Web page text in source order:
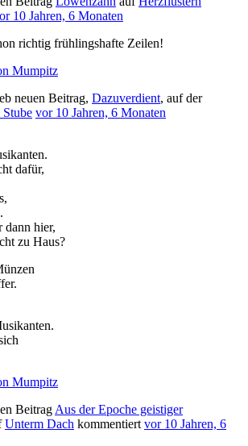
10 Jahren, 6 Monaten
richtig frühlingshafte Zeilen!
neuen Beitrag, Dazuverdient, auf der
Stube vor 10 Jahren, 6 Monaten
dafür,
dann hier,
zu Haus?
Beitrag Aus der Epoche geistiger
Unterm Dach kommentiert vor 10 Jahren, 6